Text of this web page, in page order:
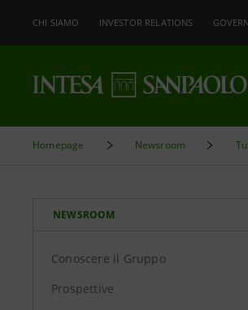
CHI SIAMO INVESTOR RELATIONS
Homepage Newsroom
NEWSROOM
Conoscere il Gruppo
Prospettive